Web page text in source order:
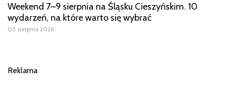
Weekend 7–9 sierpnia na Śląsku Cieszyńskim. 10
wydarzeń, na które warto się wybrać
05 sierpnia 2026
Reklama